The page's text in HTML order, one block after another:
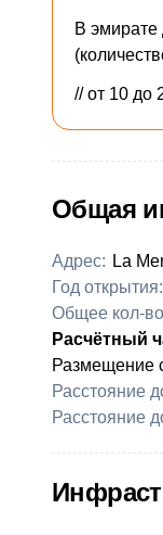
В эмирате
// от 10 до
Общая
Адрес: La
Год открытия:
Общее кол-
​Расчётный
Размещение
Расстояние
Расстояние